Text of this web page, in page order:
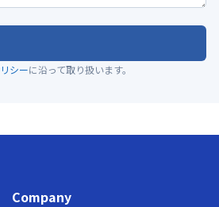
シーに沿って取り扱います。
Company